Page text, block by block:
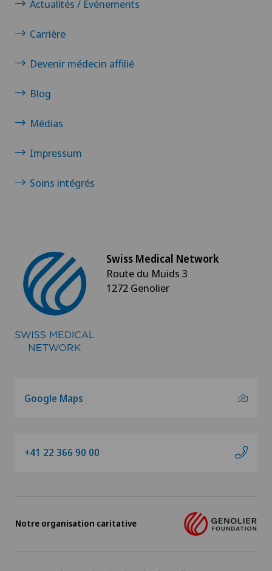
Actualités / Événements
Carrière
Devenir médecin affilié
Blog
Médias
Impressum
Soins intégrés
Swiss Medical Network
Route du Muids 3
1272 Genolier
Google Maps
+41 22 366 90 00
Notre organisation caritative